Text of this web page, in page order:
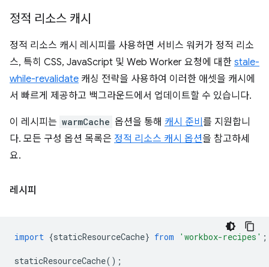
정적 리소스 캐시
정적 리소스 캐시 레시피를 사용하면 서비스 워커가 정적 리소
스, 특히 CSS, JavaScript 및 Web Worker 요청에 대한 stale-
while-revalidate 캐싱 전략을 사용하여 이러한 애셋을 캐시에
서 빠르게 제공하고 백그라운드에서 업데이트할 수 있습니다.
이 레시피는 warmCache 옵션을 통해 캐시 준비 를 지원합니
다. 모든 구성 옵션 목록은 정적 리소스 캐시 옵션을 참고하세
요.
레시피
import {staticResourceCache} from 'workbox-recipes' ;
staticResourceCache();